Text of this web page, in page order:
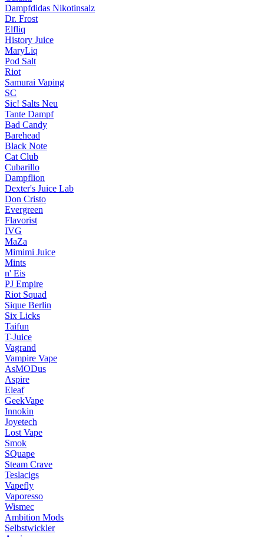
Dampfdidas Nikotinsalz
Dr. Frost
Elfliq
History Juice
MaryLiq
Pod Salt
Riot
Samurai Vaping
SC
Sic! Salts Neu
Tante Dampf
Bad Candy
Barehead
Black Note
Cat Club
Cubarillo
Dampflion
Dexter's Juice Lab
Don Cristo
Evergreen
Flavorist
IVG
MaZa
Mimimi Juice
Mints
n' Eis
PJ Empire
Riot Squad
Sique Berlin
Six Licks
Taifun
T-Juice
Vagrand
Vampire Vape
AsMODus
Aspire
Eleaf
GeekVape
Innokin
Joyetech
Lost Vape
Smok
SQuape
Steam Crave
Teslacigs
Vapefly
Vaporesso
Wismec
Ambition Mods
Selbstwickler